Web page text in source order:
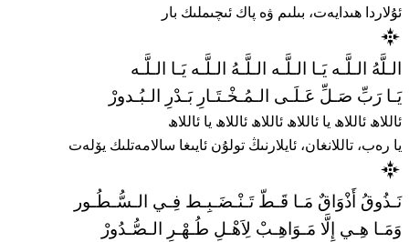
ئۇلاردا ھىدايەت، بىلىم ۋە پاك ئىچىملىك بار
الـلَّهُ الـلَّـه يَـا الـلَّـه الـلَّـهُ الـلَّـه يَـا الـلَّـه
يَـا رَبِّ صَـلِّ عَـلَـى الـمُـخْـتَـارِ بَـدْرِ الـبُـدورْ
ئاللاھ ئاللاھ يا ئاللاھ ئاللاھ ئاللاھ يا ئاللاھ
يا رەب، تاللانغان، ئايلارنىڭ تولۇن ئايىغا سالامەتلىك يۆلەت
نَـذُوقُ أَذْوَاقٌ مَـا قَـطّ تَـنْـضَـبِـط فِـي الـسُّـطُـور
وَمَـا هِـي إِلَّا مَـوَاهِـبْ لِاَهْـلِ طُـهْـرِ الـصُّـدُورْ